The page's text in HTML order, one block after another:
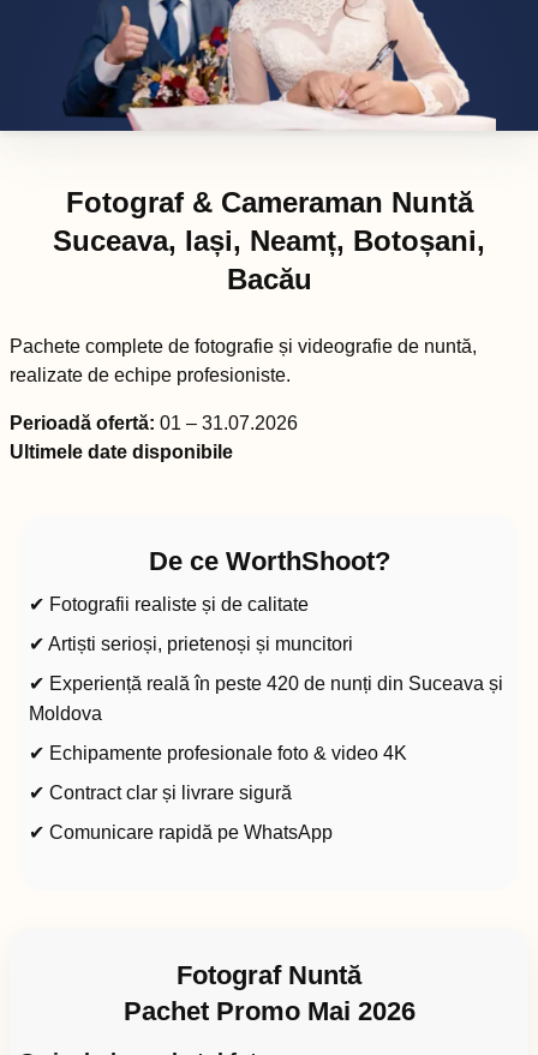
Fotograf & Cameraman Nuntă
Suceava, Iași, Neamț, Botoșani,
Bacău
Pachete complete de fotografie și videografie de nuntă,
realizate de echipe profesioniste.
Perioadă ofertă: 01 – 31.07.2026
Ultimele date disponibile
De ce WorthShoot?
✔ Fotografii realiste și de calitate
✔ Artiști serioși, prietenoși și muncitori
✔ Experiență reală în peste 420 de nunți din Suceava și
Moldova
✔ Echipamente profesionale foto & video 4K
✔ Contract clar și livrare sigură
✔ Comunicare rapidă pe WhatsApp
Fotograf Nuntă
Pachet Promo Mai 2026